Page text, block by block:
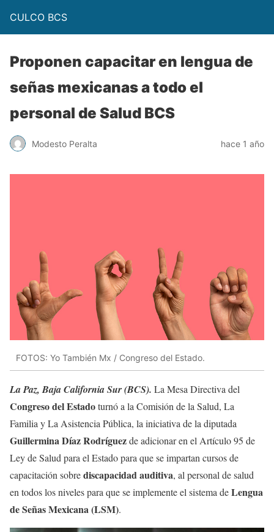
CULCO BCS
Proponen capacitar en lengua de
señas mexicanas a todo el
personal de Salud BCS
Modesto Peralta hace 1 año
FOTOS: Yo También Mx / Congreso del Estado.
La Paz, Baja California Sur (BCS). La Mesa Directiva del
Congreso del Estadoturnó a la Comisión de la Salud, La
Familia y La Asistencia Pública, la iniciativa de la diputada
Guillermina Díaz Rodríguezde adicionar en el Artículo 95 de
Ley de Salud para el Estado para que se impartan cursos de
capacitación sobrediscapacidad auditiva, al personal de salud
en todos los niveles para que se implemente el sistema deLengua
de Señas Mexicana (LSM).